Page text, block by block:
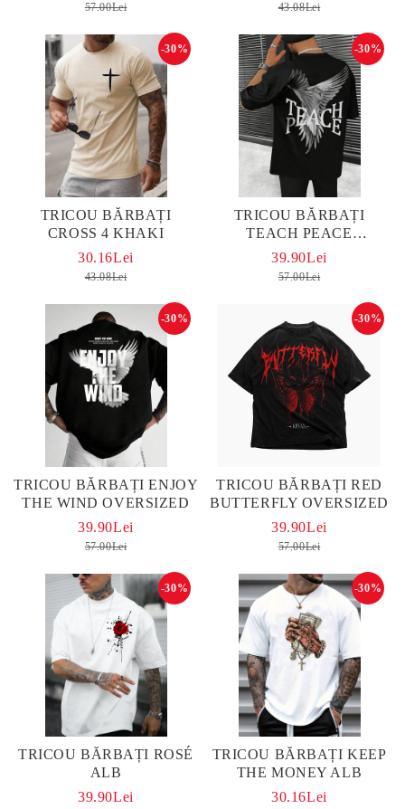
57.00Lei 43.08Lei
TRICOU BĂRBAȚI
CROSS 4 KHAKI
-30%
30.16Lei
43.08Lei
TRICOU BĂRBAȚI
TEACH PEACE
OVERSIZED
-30%
39.90Lei
57.00Lei
TRICOU BĂRBAȚI ENJOY
THE WIND OVERSIZED
-30%
39.90Lei
57.00Lei
TRICOU BĂRBAȚI RED
BUTTERFLY OVERSIZED
-30%
39.90Lei
57.00Lei
TRICOU BĂRBAȚI ROSÉ
ALB
-30%
39.90Lei
TRICOU BĂRBAȚI KEEP
THE MONEY ALB
-30%
30.16Lei